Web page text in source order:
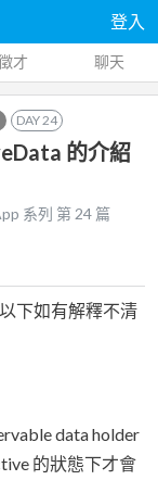
登入
才 聊天
DAY24
的介紹
系列 第24 篇
下如有解釋不清
data holder
的狀態下才會